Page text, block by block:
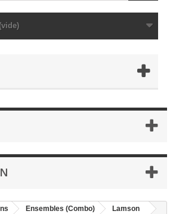
(vide)
Ensembles (Combo)
Lamson